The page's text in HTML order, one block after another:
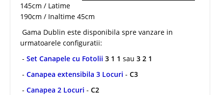
145cm / Latime
190cm / Inaltime 45cm
Gama Dublin este disponibila spre vanzare in
urmatoarele configuratii:
- Set Canapele cu Fotolii 3 1 1 sau 3 2 1
- Canapea extensibila 3 Locuri - C3
- Canapea 2 Locuri - C2